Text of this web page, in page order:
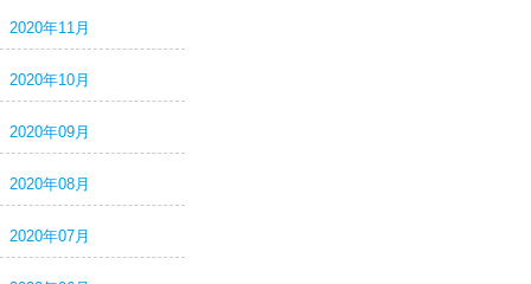
2020年11月
2020年10月
2020年09月
2020年08月
2020年07月